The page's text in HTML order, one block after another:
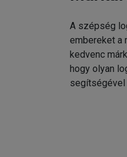
A szépség
embereket a
kedvenc
hogy olyan
segítségével